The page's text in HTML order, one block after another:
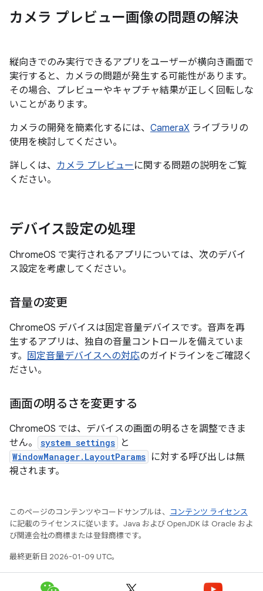
カメラ プレビュー画像の問題の解決
縦向きでのみ実行できるアプリをユーザーが横向き画面で
実行すると、カメラの問題が発生する可能性があります。
その場合、プレビューやキャプチャ結果が正しく回転しな
いことがあります。
カメラの開発を簡素化するには、 CameraX ライブラリの
使用を検討してください。
詳しくは、 カメラ プレビュー に関する問題の説明をご覧
ください。
デバイス設定の処理
ChromeOS で実行されるアプリについては、次のデバイ
ス設定を考慮してください。
音量の変更
ChromeOS デバイスは固定音量デバイスです。音声を再
生するアプリは、独自の音量コントロールを備えていま
す。 固定音量デバイスへの対応のガイドラインをご確認く
ださい。
画面の明るさを変更する
ChromeOS では、デバイスの画面の明るさを調整できま
せん。
system settings と
WindowManager.LayoutParams に対する呼び出しは無
視されます。
このページのコンテンツやコードサンプルは、
コンテンツ ライセンス
に記載のライセンスに従います。Java および OpenJDK は Oracle およ
び関連会社の商標または登録商標です。
最終更新日 2026-01-09 UTC。